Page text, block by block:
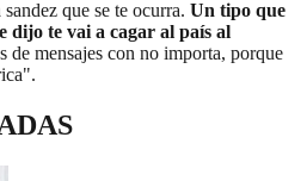
que se te ocurra. Un tipo que
dijo te vai a cagar al país al
de mensajes con no importa, porque